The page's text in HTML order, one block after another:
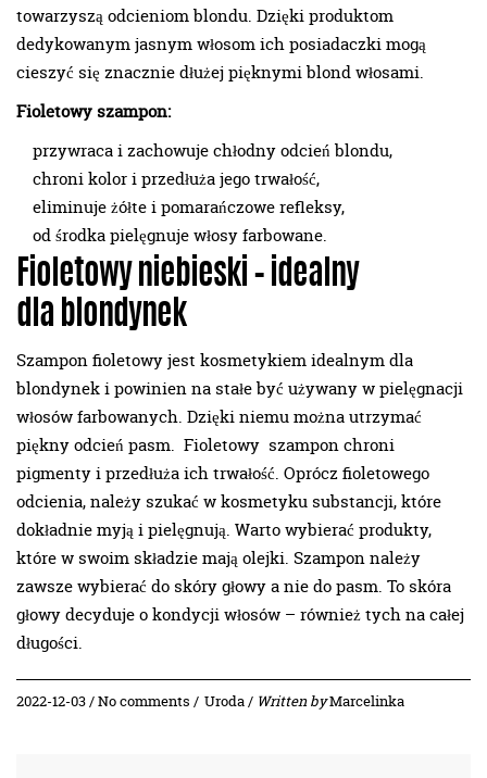
towarzyszą odcieniom blondu. Dzięki produktom
dedykowanym jasnym włosom ich posiadaczki mogą
cieszyć się znacznie dłużej pięknymi blond włosami.
Fioletowy szampon:
przywraca i zachowuje chłodny odcień blondu,
chroni kolor i przedłuża jego trwałość,
eliminuje żółte i pomarańczowe refleksy,
od środka pielęgnuje włosy farbowane.
Fioletowy niebieski – idealny
dla blondynek
Szampon fioletowy jest kosmetykiem idealnym dla
blondynek i powinien na stałe być używany w pielęgnacji
włosów farbowanych. Dzięki niemu można utrzymać
piękny odcień pasm. Fioletowy szampon chroni
pigmenty i przedłuża ich trwałość. Oprócz fioletowego
odcienia, należy szukać w kosmetyku substancji, które
dokładnie myją i pielęgnują. Warto wybierać produkty,
które w swoim składzie mają olejki. Szampon należy
zawsze wybierać do skóry głowy a nie do pasm. To skóra
głowy decyduje o kondycji włosów – również tych na całej
długości.
2022-12-03 / No comments / Uroda / Written byMarcelinka